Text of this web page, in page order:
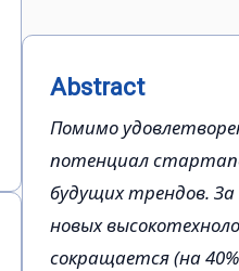
Abstract
Помимо
потенциал
будущих трендов. За
новых
сокращается (на